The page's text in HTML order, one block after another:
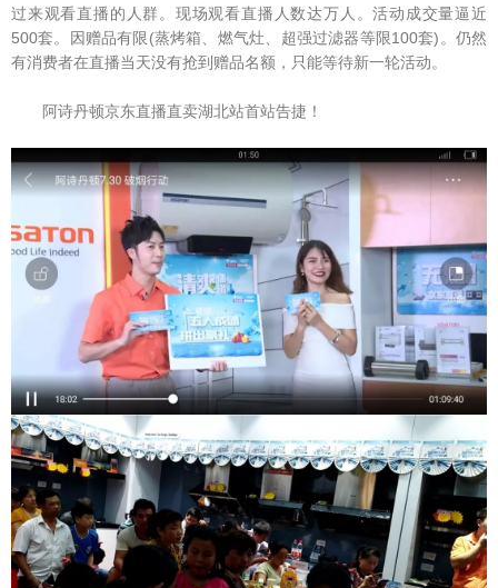
过来观看直播的人群。现场观看直播人数达万人。活动成交量逼近
500套。因赠品有限(蒸烤箱、燃气灶、超强过滤器等限100套)。仍然
有消费者在直播当天没有抢到赠品名额，只能等待新一轮活动。
阿诗丹顿京东直播直卖湖北站首站告捷！